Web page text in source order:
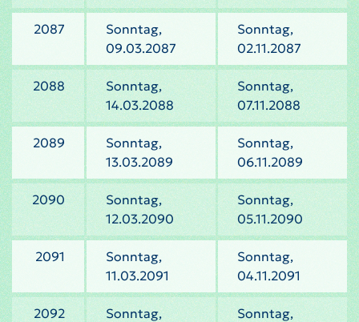
2087
Sonntag,
09.03.2087
Sonntag,
02.11.2087
2088
Sonntag,
14.03.2088
Sonntag,
07.11.2088
2089
Sonntag,
13.03.2089
Sonntag,
06.11.2089
2090
Sonntag,
12.03.2090
Sonntag,
05.11.2090
2091
Sonntag,
11.03.2091
Sonntag,
04.11.2091
2092
Sonntag,
Sonntag,